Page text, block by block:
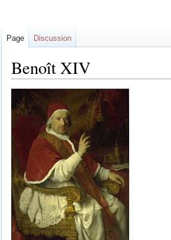
Benoît XIV
à
navigation
à
recherche
Page Discussion